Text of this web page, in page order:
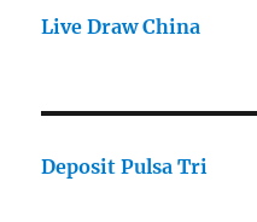
Live Draw China
Deposit Pulsa Tri